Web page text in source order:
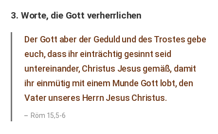
3. Worte, die Gott verherrlichen
Der Gott aber der Geduld und des Trostes gebe
euch, dass ihr einträchtig gesinnt seid
untereinander, Christus Jesus gemäß, damit
ihr einmütig mit einem Munde Gott lobt, den
Vater unseres Herrn Jesus Christus.
Röm 15,5-6